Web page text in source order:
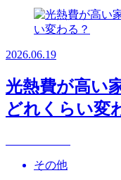
2026.06.19
光熱費が高い
どれくらい変
その他